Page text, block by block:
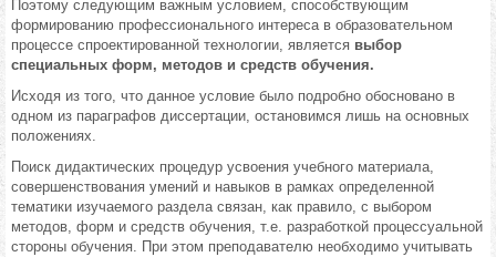
Поэтому следующим важным условием, способствующим
формированию профессионального интереса в образовательном
процессе спроектированной технологии, является выбор
специальных форм, методов и средств обучения.
Исходя из того, что данное условие было подробно обосновано в
одном из параграфов диссертации, остановимся лишь на основных
положениях.
Поиск дидактических процедур усвоения учебного материала,
совершенствования умений и навыков в рамках определенной
тематики изучаемого раздела связан, как правило, с выбором
методов, форм и средств обучения, т.е. разработкой процессуальной
стороны обучения. При этом преподавателю необходимо учитывать